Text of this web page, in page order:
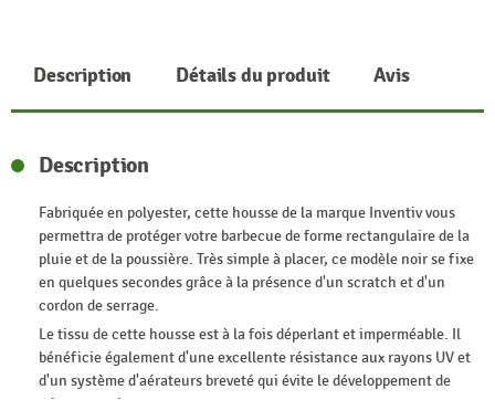
Description Détails du produit Avis
Description
Fabriquée en polyester, cette housse de la marque Inventiv vous
permettra de protéger votre barbecue de forme rectangulaire de la
pluie et de la poussière. Très simple à placer, ce modèle noir se fixe
en quelques secondes grâce à la présence d'un scratch et d'un
cordon de serrage.
Le tissu de cette housse est à la fois déperlant et imperméable. Il
bénéficie également d'une excellente résistance aux rayons UV et
d'un système d'aérateurs breveté qui évite le développement de